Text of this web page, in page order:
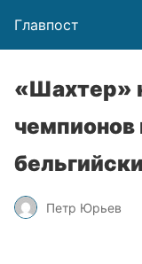
Главпост
«Шахтер»
чемпионов
Петр Юрьев